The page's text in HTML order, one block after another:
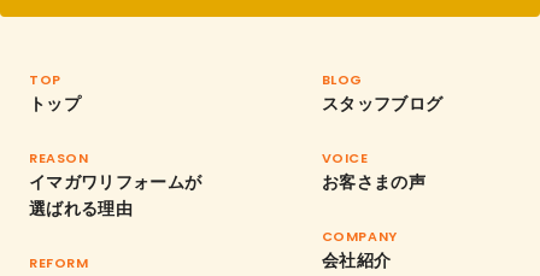
TOP
トップ
REASON
イマガワリフォームが
選ばれる理由
REFORM
BLOG
スタッフブログ
VOICE
お客さまの声
COMPANY
会社紹介